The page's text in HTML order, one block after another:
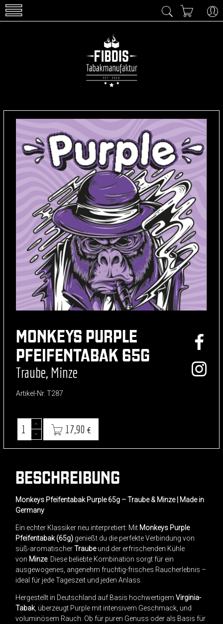
MONKEYS PURPLE
PFEIFENTABAK 65G
Traube, Minze
Artikel-Nr. T287
17,90 €
BESCHREIBUNG
Monkeys Pfeifentabak Purple 65g – Traube & Minze | Made in
Germany
Ein echter Klassiker neu interpretiert: Mit Monkeys Purple
Pfeifentabak (65g) genießt du die perfekte Verbindung von
süß-aromatischerTraubeund der erfrischenden Kühle
von Minze. Diese beliebte Kombination sorgt für ein
ausgewogenes, angenehm fruchtig-frisches Raucherlebnis –
ideal für jede Tageszeit und jeden Anlass.
Hergestellt in Deutschland auf Basis hochwertigem Virginia-
Tabak, überzeugt Purple mit intensivem Geschmack, und
voluminösem Rauch. Ob für puren Genuss oder als Basis für